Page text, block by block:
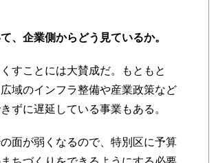
企業側からどう見ているか。
すことには大賛成だ。もともと
域のインフラ整備や産業政策など
ずに遅延している事業もある。
面が弱くなるので、特別区に予算